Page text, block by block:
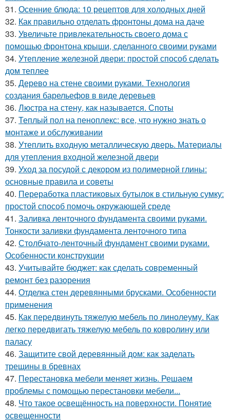
31. Осенние блюда: 10 рецептов для холодных дней
32. Как правильно отделать фронтоны дома на даче
33. Увеличьте привлекательность своего дома с
помощью фронтона крыши, сделанного своими руками
34. Утепление железной двери: простой способ сделать
дом теплее
35. Дерево на стене своими руками. Технология
создания барельефов в виде деревьев
36. Люстра на стену, как называется. Споты
37. Теплый пол на пеноплекс: все, что нужно знать о
монтаже и обслуживании
38. Утеплить входную металлическую дверь. Материалы
для утепления входной железной двери
39. Уход за посудой с декором из полимерной глины:
основные правила и советы
40. Переработка пластиковых бутылок в стильную сумку:
простой способ помочь окружающей среде
41. Заливка ленточного фундамента своими руками.
Тонкости заливки фундамента ленточного типа
42. Столбчато-ленточный фундамент своими руками.
Особенности конструкции
43. Учитывайте бюджет: как сделать современный
ремонт без разорения
44. Отделка стен деревянными брусками. Особенности
применения
45. Как передвинуть тяжелую мебель по линолеуму. Как
легко передвигать тяжелую мебель по ковролину или
паласу
46. Защитите свой деревянный дом: как заделать
трещины в бревнах
47. Перестановка мебели меняет жизнь. Решаем
проблемы с помощью перестановки мебели...
48. Что такое освещённость на поверхности. Понятие
освещенности